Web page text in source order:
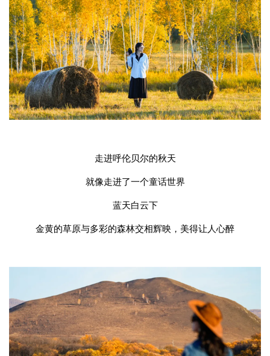
走进呼伦贝尔的秋天
就像走进了一个童话世界
蓝天白云下
金黄的草原与多彩的森林交相辉映，美得让人心醉